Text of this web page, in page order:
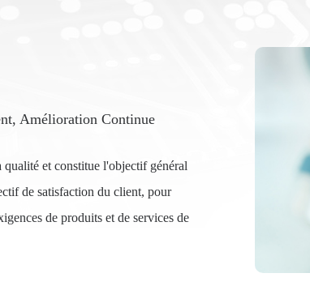
Amélioration Continue
et constitue l'objectif général
de satisfaction du client, pour
de produits et de services de